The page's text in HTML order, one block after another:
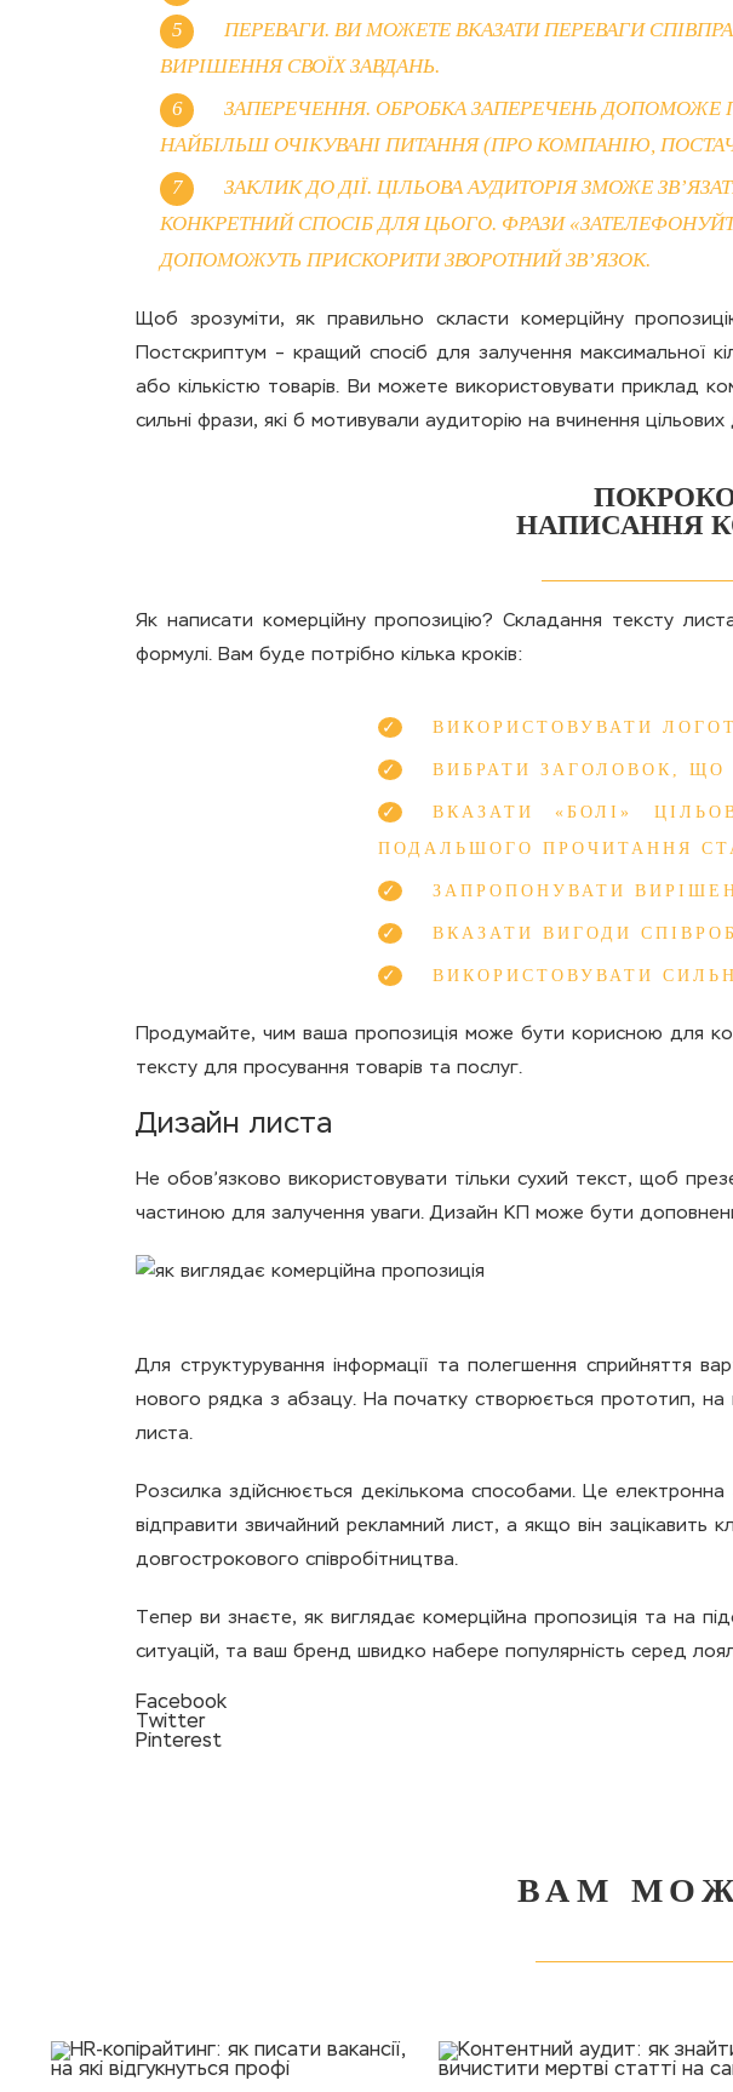
ПЕРЕВАГИ. ВИ МОЖЕТЕ ВКАЗАТИ ПЕРЕВАГИ
ВИРІШЕННЯ СВОЇХ ЗАВДАНЬ.
ЗАПЕРЕЧЕННЯ. ОБРОБКА ЗАПЕРЕЧЕНЬ ДОПОМОЖЕ
НАЙБІЛЬШ ОЧІКУВАНІ ПИТАННЯ (ПРО КОМПАНІЮ,
ЗАКЛИК ДО ДІЇ. ЦІЛЬОВА АУДИТОРІЯ ЗМОЖЕ
КОНКРЕТНИЙ СПОСІБ ДЛЯ ЦЬОГО. ФРАЗИ
ДОПОМОЖУТЬ ПРИСКОРИТИ ЗВОРОТНИЙ ЗВ’ЯЗОК.
Щоб зрозуміти, як правильно скласти комерційну
Постскриптум – кращий спосіб для залучення максимальної
або кількістю товарів. Ви можете використовувати приклад
сильні фрази, які б мотивували аудиторію на вчинення цільових
НАПИСАННЯ
Як написати комерційну пропозицію? Складання тексту
формулі. Вам буде потрібно кілька кроків:
ВИКОРИСТОВУВАТИ
ВИБРАТИ ЗАГОЛОВОК, ЩО
ВКАЗАТИ «БОЛІ»
ПОДАЛЬШОГО ПРОЧИТАННЯ
ЗАПРОПОНУВАТИ
ВКАЗАТИ ВИГОДИ
ВИКОРИСТОВУВАТИ
Продумайте, чим ваша пропозиція може бути корисною для
тексту для просування товарів та послуг.
Дизайн листа
Не обов’язково використовувати тільки сухий текст, щоб
частиною для залучення уваги. Дизайн КП може бути
Для структурування інформації та полегшення сприйняття
нового рядка з абзацу. На початку створюється прототип, на
листа.
Розсилка здійснюється декількома способами. Це
відправити звичайний рекламний лист, а якщо він
довгострокового співробітництва.
Тепер ви знаєте, як виглядає комерційна пропозиція та на
ситуацій, та ваш бренд швидко набере популярність серед
Facebook
Twitter
Pinterest
ВАМ